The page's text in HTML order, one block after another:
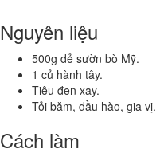
Nguyên liệu
500g dẻ sườn bò Mỹ.
1 củ hành tây.
Tiêu đen xay.
Tỏi băm, dầu hào, gia vị.
Cách làm